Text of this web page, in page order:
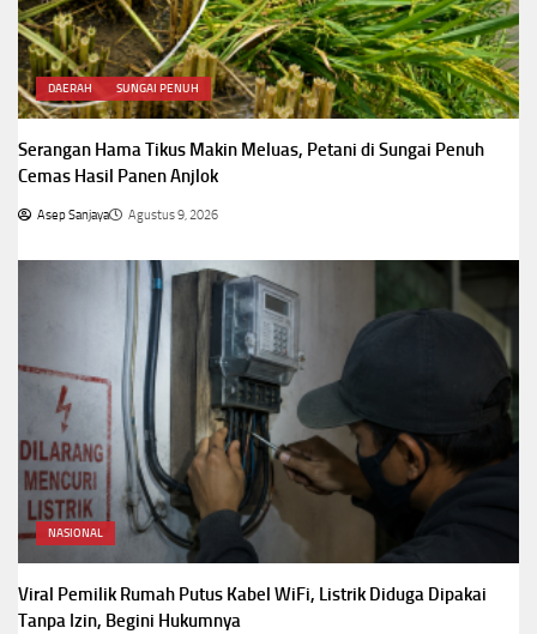
DAERAH SUNGAI PENUH
Serangan Hama Tikus Makin Meluas, Petani di Sungai Penuh
Cemas Hasil Panen Anjlok
Asep Sanjaya Agustus 9, 2026
NASIONAL
Viral Pemilik Rumah Putus Kabel WiFi, Listrik Diduga Dipakai
Tanpa Izin, Begini Hukumnya